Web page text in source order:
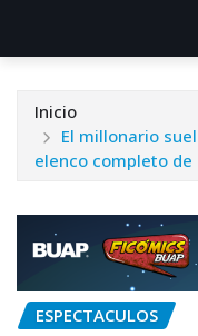
Inicio
El millonario
elenco completo de
ESPECTACULOS